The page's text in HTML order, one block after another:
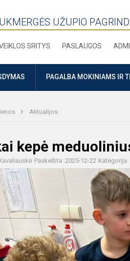
UKMERGĖS UŽUPIO
SRITYS PASLAUGOS
PAGALBA MOKINIAMS IR
Aktualijos
kepė
Paskelbta: 2025-12-22 Kategorija: